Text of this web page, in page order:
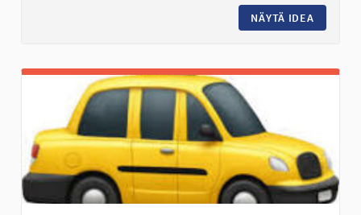
NÄYTÄ IDEA